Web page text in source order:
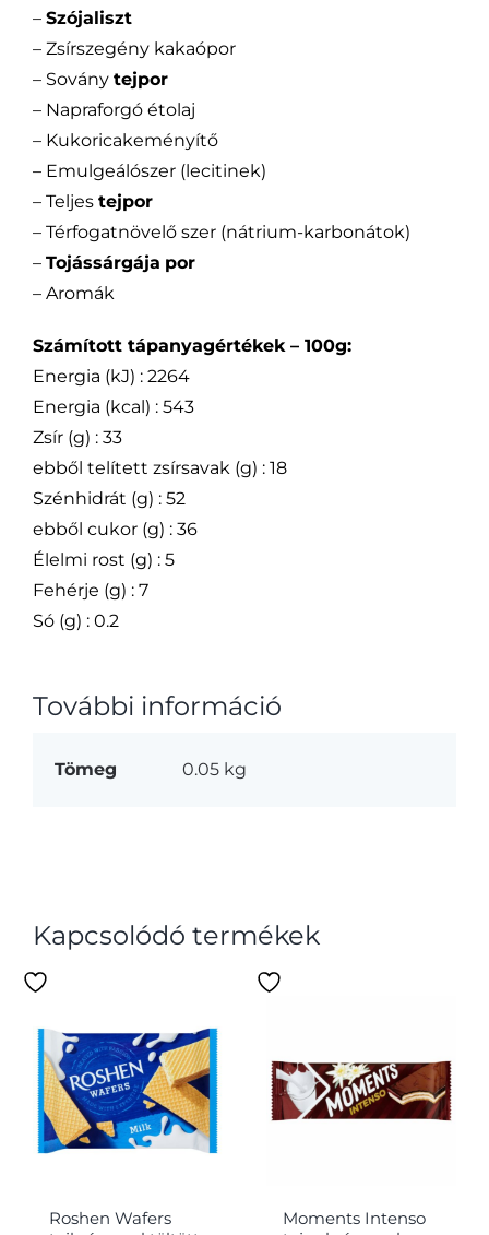
– Szójaliszt
– Zsírszegény kakaópor
– Sovány tejpor
– Napraforgó étolaj
– Kukoricakeményítő
– Emulgeálószer (lecitinek)
– Teljes tejpor
– Térfogatnövelő szer (nátrium-karbonátok)
– Tojássárgája por
– Aromák
Számított tápanyagértékek – 100g:
Energia (kJ) : 2264
Energia (kcal) : 543
Zsír (g) : 33
ebből telített zsírsavak (g) : 18
Szénhidrát (g) : 52
ebből cukor (g) : 36
Élelmi rost (g) : 5
Fehérje (g) : 7
Só (g) : 0.2
További információ
Tömeg 0.05 kg
Kapcsolódó termékek
Roshen Wafers
Moments Intenso